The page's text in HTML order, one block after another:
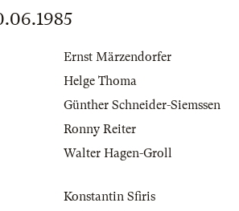
Ernst Märzendorfer
Helge Thoma
Günther Schneider-Siemssen
Ronny Reiter
Walter Hagen-Groll
Konstantin Sfiris